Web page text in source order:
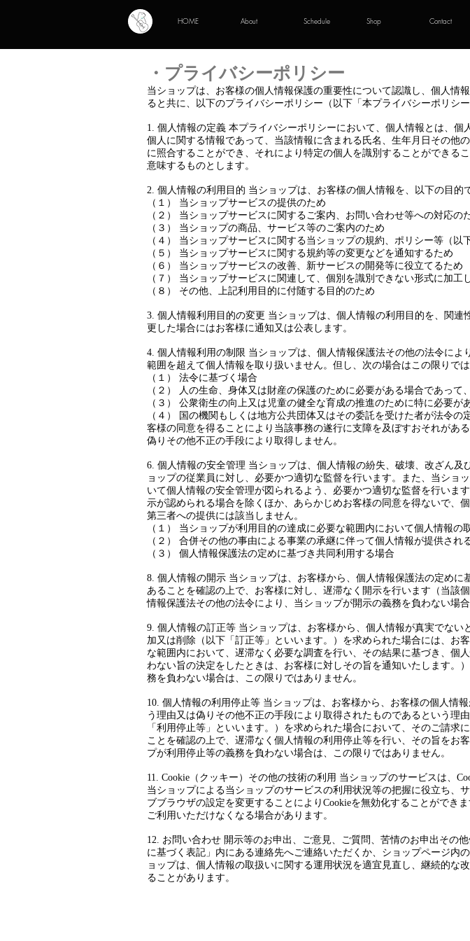
HOME About Schedule Shop Contact
・​プライバシーポリシー
当ショップは、お客様の個人情報保護の重要性について認識し、個人情
ると共に、以下のプライバシーポリシー（以下「本プライバシーポリシ
1. 個人情報の定義 本プライバシーポリシーにおいて、個人情報とは、
個人に関する情報であって、当該情報に含まれる氏名、生年月日その他
に照合することができ、それにより特定の個人を識別することができる
意味するものとします。
2. 個人情報の利用目的 当ショップは、お客様の個人情報を、以下の目的
（１） 当ショップサービスの提供のため
（２） 当ショップサービスに関するご案内、お問い合わせ等への対応の
（３） 当ショップの商品、サービス等のご案内のため
（４） 当ショップサービスに関する当ショップの規約、ポリシー等（
（５） 当ショップサービスに関する規約等の変更などを通知するため
（６） 当ショップサービスの改善、新サービスの開発等に役立てるため
（７） 当ショップサービスに関連して、個別を識別できない形式に加工
（８） その他、上記利用目的に付随する目的のため
3. 個人情報利用目的の変更 当ショップは、個人情報の利用目的を、関
更した場合にはお客様に通知又は公表します。
4. 個人情報利用の制限 当ショップは、個人情報保護法その他の法令に
範囲を超えて個人情報を取り扱いません。但し、次の場合はこの限りでは
（１） 法令に基づく場合
（２） 人の生命、身体又は財産の保護のために必要がある場合であって
（３） 公衆衛生の向上又は児童の健全な育成の推進のために特に必要
（４） 国の機関もしくは地方公共団体又はその委託を受けた者が法令
客様の同意を得ることにより当該事務の遂行に支障を及ぼすおそれがあ
偽りその他不正の手段により取得しません。
6. 個人情報の安全管理 当ショップは、個人情報の紛失、破壊、改ざん
ョップの従業員に対し、必要かつ適切な監督を行います。また、当シ
いて個人情報の安全管理が図られるよう、必要かつ適切な監督を行いま
示が認められる場合を除くほか、あらかじめお客様の同意を得ないで、
第三者への提供には該当しません。
（１） 当ショップが利用目的の達成に必要な範囲内において個人情報
（２） 合併その他の事由による事業の承継に伴って個人情報が提供され
（３） 個人情報保護法の定めに基づき共同利用する場合
8. 個人情報の開示 当ショップは、お客様から、個人情報保護法の定め
あることを確認の上で、お客様に対し、遅滞なく開示を行います（当該
情報保護法その他の法令により、当ショップが開示の義務を負わない場
9. 個人情報の訂正等 当ショップは、お客様から、個人情報が真実でな
加又は削除（以下「訂正等」といいます。）を求められた場合には、お
な範囲内において、遅滞なく必要な調査を行い、その結果に基づき、個
わない旨の決定をしたときは、お客様に対しその旨を通知いたします。
務を負わない場合は、この限りではありません。
10. 個人情報の利用停止等 当ショップは、お客様から、お客様の個人情
う理由又は偽りその他不正の手段により取得されたものであるという
「利用停止等」といいます。）を求められた場合において、そのご請
ことを確認の上で、遅滞なく個人情報の利用停止等を行い、その旨をお
プが利用停止等の義務を負わない場合は、この限りではありません。
11. Cookie（クッキー）その他の技術の利用 当ショップのサービスは、
当ショップによる当ショップのサービスの利用状況等の把握に役立ち、
ブブラウザの設定を変更することによりCookieを無効化することができ
ご利用いただけなくなる場合があります。
12. お問い合わせ 開示等のお申出、ご意見、ご質問、苦情のお申出その
に基づく表記」内にある連絡先へご連絡いただくか、ショップページ内
ョップは、個人情報の取扱いに関する運用状況を適宜見直し、継続的
ることがあります。